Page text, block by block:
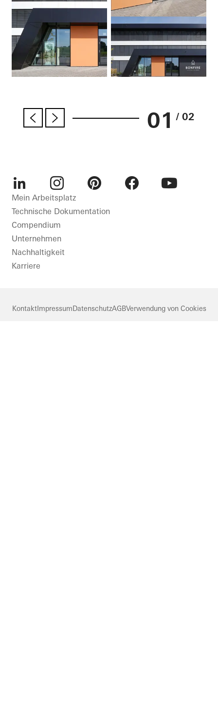
01 / 02
LinkedIn Instagram
Mein Arbeitsplatz
Technische Dokumentation
Compendium
Unternehmen
Nachhaltigkeit
Karriere
KontaktImpressumDatenschutzAGBVerwendung von Cookies